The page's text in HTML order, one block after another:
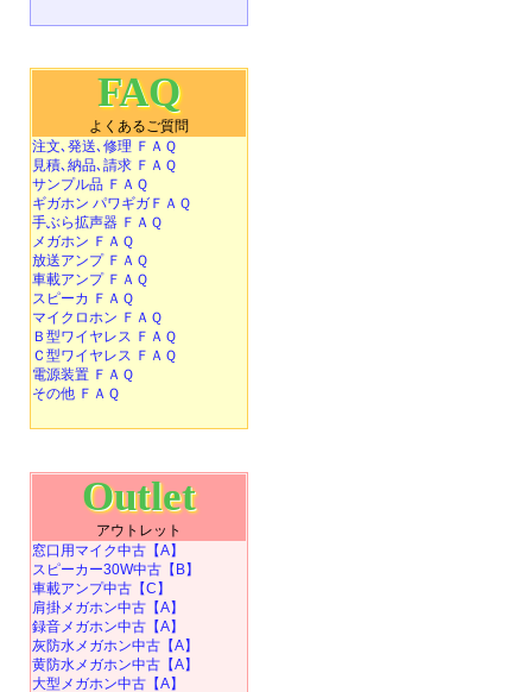
FAQ
よくあるご質問
注文､発送､修理 ＦＡＱ
見積､納品､請求 ＦＡＱ
サンプル品 ＦＡＱ
ギガホン パワギガＦＡＱ
手ぶら拡声器 ＦＡＱ
メガホン ＦＡＱ
放送アンプ ＦＡＱ
車載アンプ ＦＡＱ
スピーカ ＦＡＱ
マイクロホン ＦＡＱ
Ｂ型ワイヤレス ＦＡＱ
Ｃ型ワイヤレス ＦＡＱ
電源装置 ＦＡＱ
その他 ＦＡＱ
Outlet
アウトレット
窓口用マイク中古【A】
スピーカー30W中古【B】
車載アンプ中古【C】
肩掛メガホン中古【A】
録音メガホン中古【A】
灰防水メガホン中古【A】
黄防水メガホン中古【A】
大型メガホン中古【A】